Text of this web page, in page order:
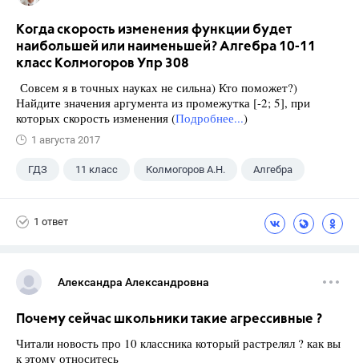
Когда скорость изменения функции будет
наибольшей или наименьшей? Алгебра 10-11
класс Колмогоров Упр 308
Совсем я в точных науках не сильна) Кто поможет?)
Найдите значения аргумента из промежутка [-2; 5], при
которых скорость изменения (Подробнее...)
1 августа 2017
ГДЗ 11 класс Колмогоров А.Н. Алгебра
1 ответ
Александра Александровна
Почему сейчас школьники такие агрессивные ?
Читали новость про 10 классника который растрелял ? как вы
к этому относитесь